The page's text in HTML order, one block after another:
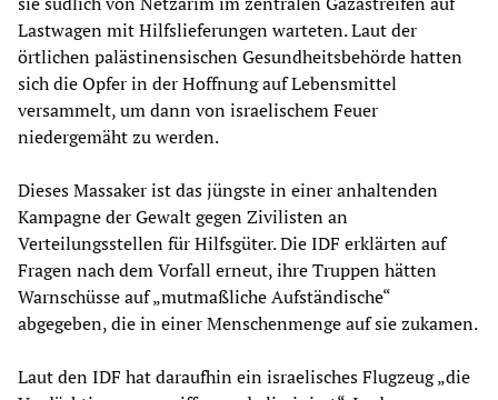
Lastwagen mit Hilfslieferungen warteten. Laut der
örtlichen palästinensischen Gesundheitsbehörde hatten
sich die Opfer in der Hoffnung auf Lebensmittel
versammelt, um dann von israelischem Feuer
niedergemäht zu werden.
Dieses Massaker ist das jüngste in einer anhaltenden
Kampagne der Gewalt gegen Zivilisten an
Verteilungsstellen für Hilfsgüter. Die IDF erklärten auf
Fragen nach dem Vorfall erneut, ihre Truppen hätten
Warnschüsse auf „mutmaßliche Aufständische“
abgegeben, die in einer Menschenmenge auf sie zukamen.
Laut den IDF hat daraufhin ein israelisches Flugzeug „die